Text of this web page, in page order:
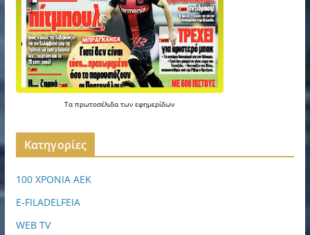
Ταπρωτοσέλιδατωνεφημερίδων
Kατηγορίες
100 ΧΡΟΝΙΑ ΑΕΚ
E-FILADELFEIA
WEB TV